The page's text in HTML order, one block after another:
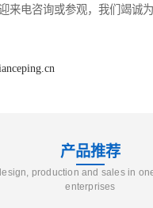
来电咨询或参观，我们竭诚为
产品推荐
production and sales in
enterprises